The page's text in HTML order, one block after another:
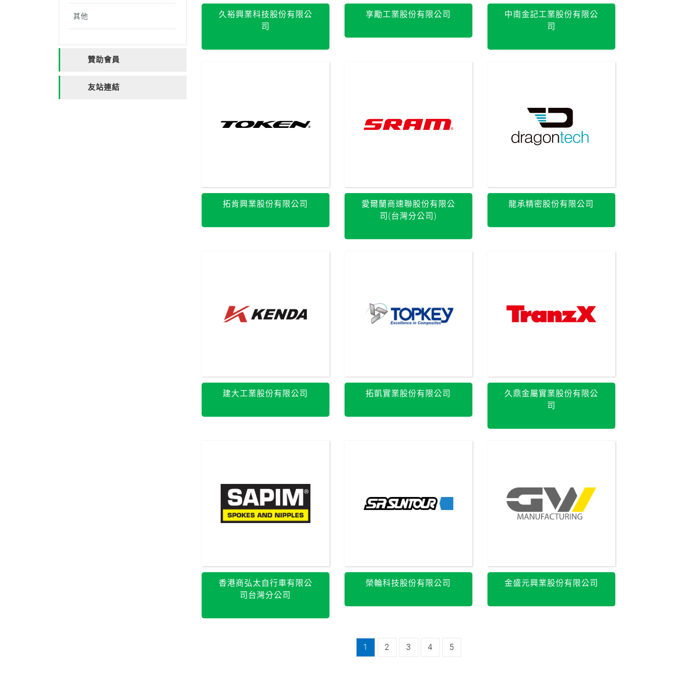
其他
贊助會員
友站連結
久裕興業科技股份有限公
司
享勵工業股份有限公司
中南金記工業股份有限公
司
拓肯興業股份有限公司
愛爾蘭商速聯股份有限公
司(台灣分公司)
龍承精密股份有限公司
建大工業股份有限公司 拓凱實業股份有限公司
久鼎金屬實業股份有限公
司
香港商弘太自行車有限公
司台灣分公司
榮輪科技股份有限公司 金盛元興業股份有限公司
1 2 3 4 5